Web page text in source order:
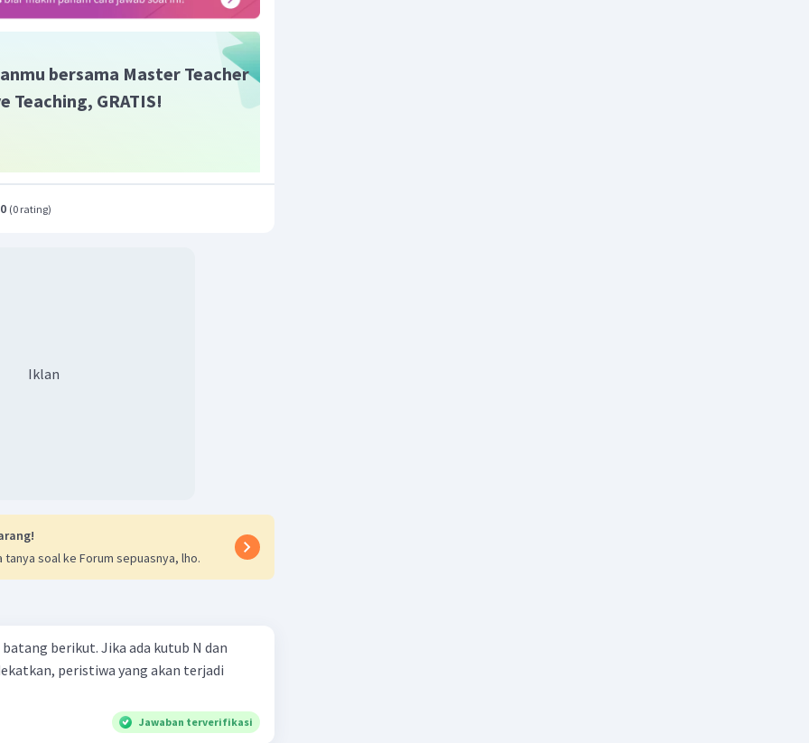
bersama Master Teacher
Teaching, GRATIS!
(0 rating)
Iklan
tanya soal ke Forum sepuasnya, lho.
berikut. Jika ada kutub N dan
peristiwa yang akan terjadi
Jawaban terverifikasi